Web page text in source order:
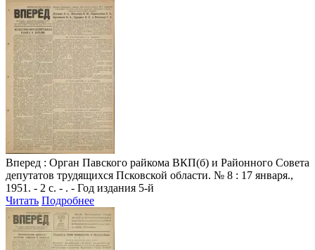
Вперед : Орган Павского райкома ВКП(б) и Районного Совета
депутатов трудящихся Псковской области. № 8 : 17 января.,
1951. - 2 с. - . - Год издания 5-й
Читать Подробнее